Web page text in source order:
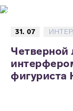
31. 07
Четверной
фигуриста